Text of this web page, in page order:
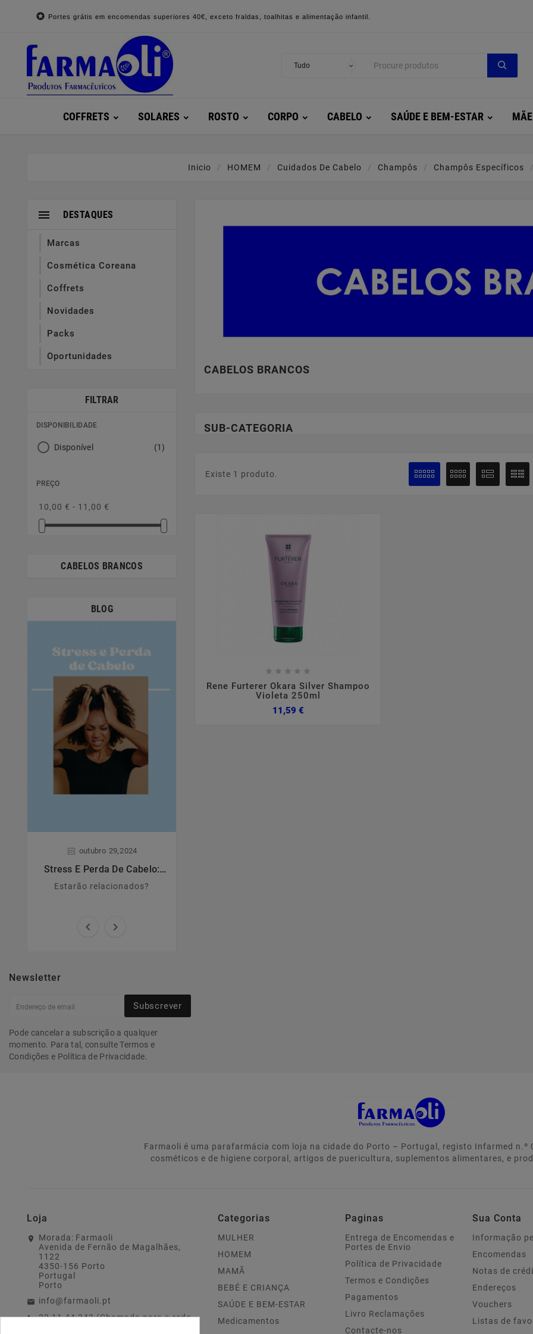
 Portes grátis em encomendas superiores 40€, exceto fraldas, toalhitas e alimentação infantil.
COFFRETS SOLARES ROSTO CORPO CABELO SAÚDE E BEM-ESTAR
Inicio HOMEM Cuidados De Cabelo Champôs Champôs Específicos
DESTAQUES

Marcas
Cosmética Coreana
Coffrets
Novidades
Packs
Oportunidades
FILTRAR
DISPONIBILIDADE
Disponível (1)
PREÇO
10,00 € - 11,00 €
CABELOS BRANCOS
BLOG
outubro 29, 2024
Stress E Perda De Cabelo:
Estarão relacionados?
 
CABELOS BRANCOS
SUB-CATEGORIA
Existe 1 produto.
    
Rene Furterer Okara Silver Shampoo
Violeta 250ml
11,59 €Preço
Newsletter
Subscrever
Pode cancelar a subscrição a qualquer
momento. Para tal, consulte Termos e
Condições e Política de Privacidade.
Farmaoli é uma parafarmácia com loja na cidade do Porto – Portugal, registo Infarmed n.º
cosméticos e de higiene corporal, artigos de puericultura, suplementos alimentares, e
Loja
Morada: Farmaoli
Avenida de Fernão de Magalhães,
1122
4350-156 Porto
Portugal
Porto
info@farmaoli.pt
22 11 44 343 (Chamada para a rede
Categorias
MULHER
HOMEM
MAMÃ
BEBÉ E CRIANÇA
SAÚDE E BEM-ESTAR
Medicamentos
Paginas
Entrega de Encomendas e
Portes de Envio
Política de Privacidade
Termos e Condições
Pagamentos
Livro Reclamações
Contacte-nos
Sua Conta
Informação
Encomendas
Notas de
Endereços
Vouchers
Listas de